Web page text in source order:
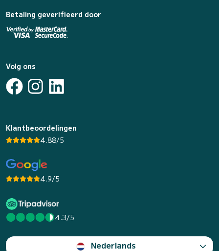
Betaling geverifieerd door
Volg ons
Klantbeoordelingen
4.88/5
4.9/5
4.3/5
Nederlands